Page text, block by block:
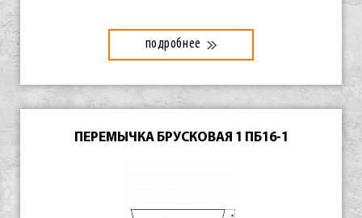
подробнее
ПЕРЕМЫЧКА БРУСКОВАЯ 1 ПБ16-1